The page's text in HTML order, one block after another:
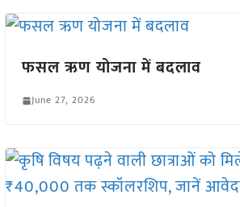
फसल ऋण योजना में बदलाव
June 27, 2026